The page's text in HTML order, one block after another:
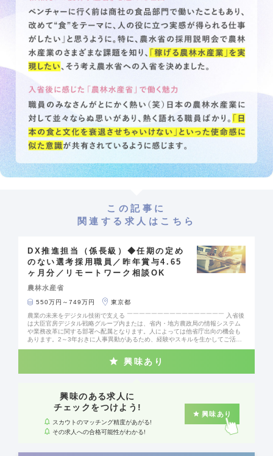
この記事に
関連する求人はこちら
DX推進担当（係長級）◆任期の定め
のない選考採用職員／昨年賞与4.65
ヶ月分／リモートワーク相談OK
農林水産省
550万円～749万円
東京都
農業の未来をデジタル技術で支える ￣￣￣￣￣￣￣￣￣￣￣￣￣￣￣￣ 入省後
は大臣官房デジタル戦略グループ内または、省内・地方農政局の情報システム
や業務改革に関する部署へ配属となります。人によっては他省庁出向の機会も
あります。2～3年おきに人事異動があるため、経験やスキルを生かしてご活躍
の推進、デジタルツール導入支援に関する業務 ■データマネジメントに係る指
施したプロジェクト例 【農林水産省共通申請サービス（eMAFF）】 └農林漁業
者等が補助金等の申請をオンラインで行なうことが可能。 【農林水産省地理情
報共通管理システム（eMAFF地図）】 └農地の現地確認をタブレット端末1台
で可能となるアプリ等の機能があります。 省内外の関係者との調整が重要 ￣￣
￣￣￣￣￣￣￣￣￣￣￣￣ 情報システムに関する業務においては、省内の関係
部署やシステムの開発・運用保守を行う事業者との調整が必須です。事業者か
興味あり
興味のある求人に
チェックをつけよう!
スカウトのマッチング精度があがる!
その求人への合格可能性がわかる!
興味あり